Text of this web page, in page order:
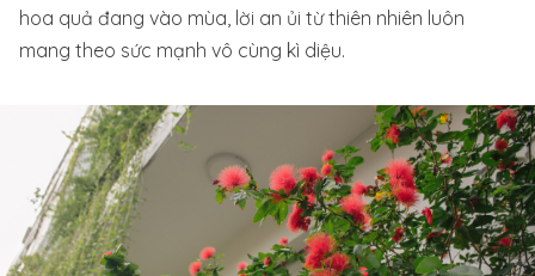
hoa quả đang vào mùa, lời an ủi từ thiên nhiên luôn
mang theo sức mạnh vô cùng kì diệu.